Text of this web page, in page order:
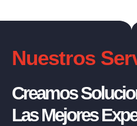
Nuestros
Creamos
Las Mejores